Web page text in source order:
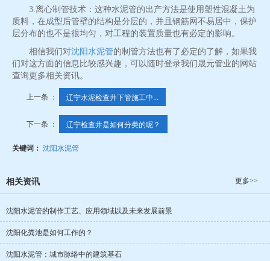
3.离心制管技术：这种水泥管的出产方法是使用塑性混凝土为
质料，在成型后管壁的结构是分层的，并且钢筋网不易居中，保护
层分布的也不是很均匀，对工程的装置质量也有必定的影响。
相信我们对沈阳水泥管的制管方法也有了必定的了解，如果我
们对这方面的信息比较感兴趣，可以随时登录我们晟元管业的网站
查询更多相关资讯。
上一条 ： 辽宁水泥检查井下管施工中...
下一条 ： 辽宁检查井是如何分类的呢？
关键词： 沈阳水泥管
相关资讯 更多>>
沈阳水泥管的制作工艺、应用领域以及未来发展前景
沈阳化粪池是如何工作的？
沈阳水泥管：城市脉络中的建筑基石